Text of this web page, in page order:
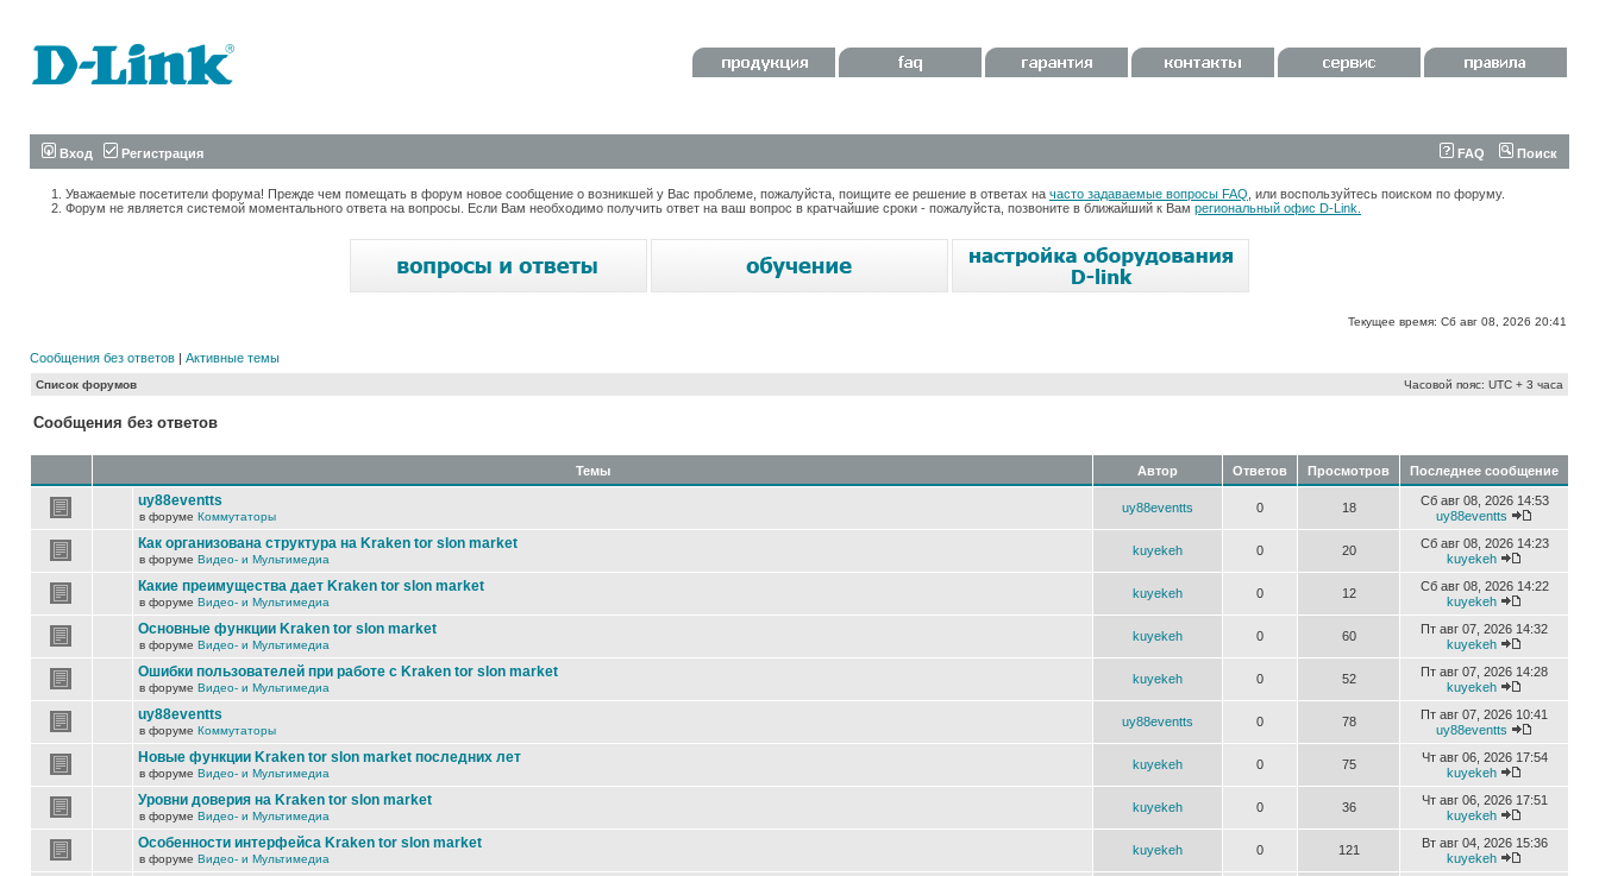
Вход Регистрация FAQ Поиск
Уважаемые посетители форума! Прежде чем помещать в форум новое сообщение о возникшей у Вас проблеме, пожалуйста, поищите ее решение в ответах на часто задаваемые вопросы FAQ , или воспользуйтесь поиском по форуму.
Форум не является системой моментального ответа на вопросы. Если Вам необходимо получить ответ на ваш вопрос в кратчайшие сроки - пожалуйста, позвоните в ближайший к Вам региональный офис D-Link.
Текущее время: Сб авг 08, 2026 20:41
Сообщения без ответов | Активные темы
Список форумов Часовой пояс: UTC + 3 часа
Сообщения без ответов
Темы Автор Ответов Просмотров Последнее сообщение
uy88eventts
в форуме Коммутаторы
uy88eventts 0 18
Сб авг 08, 2026 14:53
uy88eventts
Как организована структура на Kraken tor slon market
в форуме Видео- и Мультимедиа
kuyekeh 0 20
Сб авг 08, 2026 14:23
kuyekeh
Какие преимущества дает Kraken tor slon market
в форуме Видео- и Мультимедиа
kuyekeh 0 12
Сб авг 08, 2026 14:22
kuyekeh
Основные функции Kraken tor slon market
в форуме Видео- и Мультимедиа
kuyekeh 0 60
Пт авг 07, 2026 14:32
kuyekeh
Ошибки пользователей при работе с Kraken tor slon market
в форуме Видео- и Мультимедиа
kuyekeh 0 52
Пт авг 07, 2026 14:28
kuyekeh
uy88eventts
в форуме Коммутаторы
uy88eventts 0 78
Пт авг 07, 2026 10:41
uy88eventts
Новые функции Kraken tor slon market последних лет
в форуме Видео- и Мультимедиа
kuyekeh 0 75
Чт авг 06, 2026 17:54
kuyekeh
Уровни доверия на Kraken tor slon market
в форуме Видео- и Мультимедиа
kuyekeh 0 36
Чт авг 06, 2026 17:51
kuyekeh
Особенности интерфейса Kraken tor slon market
в форуме Видео- и Мультимедиа
kuyekeh 0 121
Вт авг 04, 2026 15:36
kuyekeh